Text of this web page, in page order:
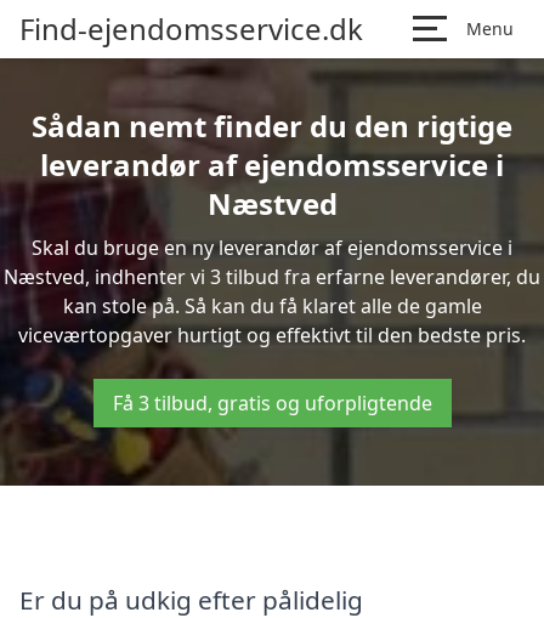
Find-ejendomsservice.dk Menu
Sådan nemt finder du den rigtige
leverandør af ejendomsservice i
Næstved
Skal du bruge en ny leverandør af ejendomsservice i
Næstved, indhenter vi 3 tilbud fra erfarne leverandører, du
kan stole på. Så kan du få klaret alle de gamle
viceværtopgaver hurtigt og effektivt til den bedste pris.
Få 3 tilbud, gratis og uforpligtende
Er du på udkig efter pålidelig